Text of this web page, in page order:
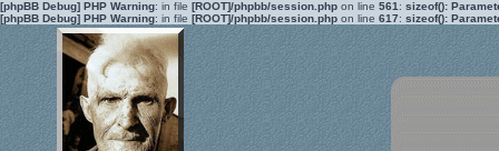
[phpBB Debug] PHP Warning: in file [ROOT]/phpbb/session.php on line 561 : sizeof():
[phpBB Debug] PHP Warning: in file [ROOT]/phpbb/session.php on line 617: sizeof():